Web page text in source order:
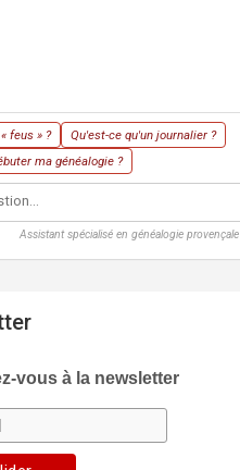
feus » ?
Qu'est-ce qu'un journalier ?
ma généalogie ?
Assistant spécialisé en généalogie provençale
vous à la newsletter